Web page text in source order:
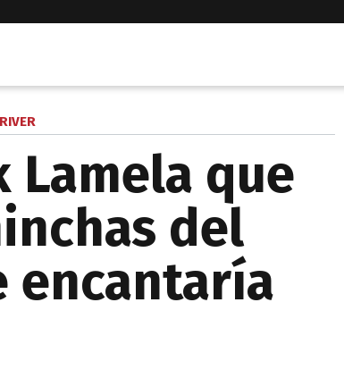
Lamela que
del
encantaría